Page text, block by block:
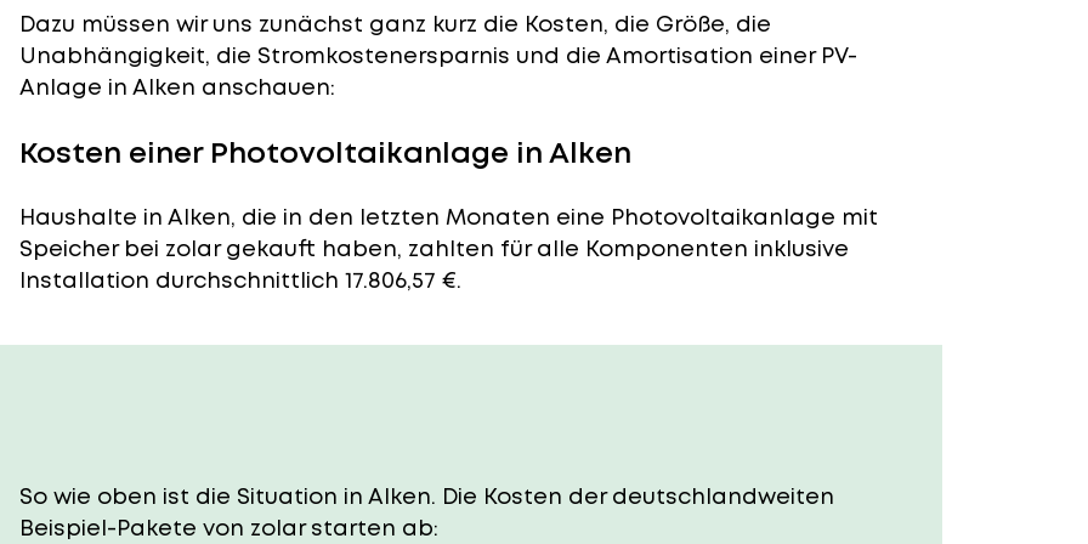
Dazu müssen wir uns zunächst ganz kurz die Kosten, die Größe, die
Unabhängigkeit, die Stromkostenersparnis und die Amortisation einer PV-
Anlage in Alken anschauen:
Kosten einer Photovoltaikanlage in Alken
Haushalte in Alken, die in den letzten Monaten eine Photovoltaikanlage mit
Speicher bei zolar gekauft haben, zahlten für alle Komponenten inklusive
Installation durchschnittlich 17.806,57 €.
So wie oben ist die Situation in Alken. Die Kosten der deutschlandweiten
Beispiel-Pakete von zolar starten ab: